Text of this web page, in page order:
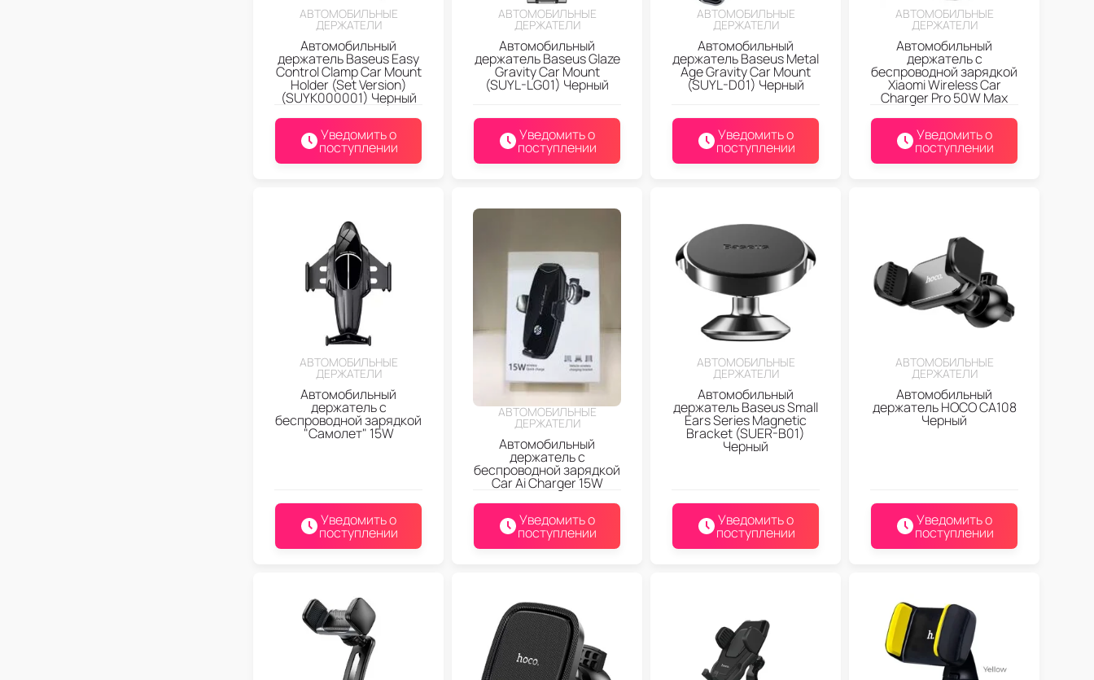
АВТОМОБИЛЬНЫЕ
ДЕРЖАТЕЛИ
Автомобильный
держатель Baseus Easy
Control Clamp Car Mount
Holder (Set Version)
(SUYK000001) Черный
Уведомить о
поступлении
АВТОМОБИЛЬНЫЕ
ДЕРЖАТЕЛИ
Автомобильный
держатель Baseus Glaze
Gravity Car Mount
(SUYL-LG01) Черный
Уведомить о
поступлении
АВТОМОБИЛЬНЫЕ
ДЕРЖАТЕЛИ
Автомобильный
держатель Baseus Metal
Age Gravity Car Mount
(SUYL-D01) Черный
Уведомить о
поступлении
АВТОМОБИЛЬНЫЕ
ДЕРЖАТЕЛИ
Автомобильный
держатель с
беспроводной зарядкой
Xiaomi Wireless Car
Charger Pro 50W Max
Уведомить о
поступлении
АВТОМОБИЛЬНЫЕ
ДЕРЖАТЕЛИ
Автомобильный
держатель с
беспроводной зарядкой
"Самолет" 15W
Уведомить о
поступлении
АВТОМОБИЛЬНЫЕ
ДЕРЖАТЕЛИ
Автомобильный
держатель с
беспроводной зарядкой
Car Ai Charger 15W
Уведомить о
поступлении
АВТОМОБИЛЬНЫЕ
ДЕРЖАТЕЛИ
Автомобильный
держатель Baseus Small
Ears Series Magnetic
Bracket (SUER-B01)
Черный
Уведомить о
поступлении
АВТОМОБИЛЬНЫЕ
ДЕРЖАТЕЛИ
Автомобильный
держатель HOCO CA108
Черный
Уведомить о
поступлении